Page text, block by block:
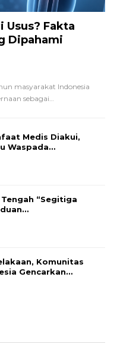
Usus? Fakta
Dipahami
masyarakat Indonesia
sebagai
Medis Diakui,
Waspada…
“Segitiga
Komunitas
Gencarkan…